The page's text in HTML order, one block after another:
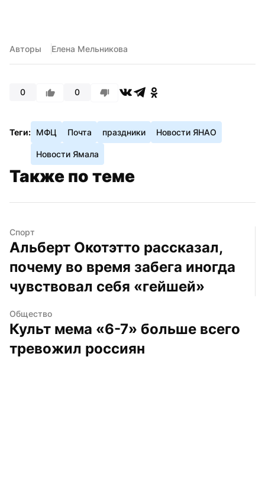
Авторы Елена Мельникова
0 0
Теги: МФЦ Почта праздники Новости ЯНАО
Новости Ямала
Также по теме
Спорт
Альберт Окотэтто рассказал,
почему во время забега иногда
чувствовал себя «гейшей»
Общество
Культ мема «6-7» больше всего
тревожил россиян